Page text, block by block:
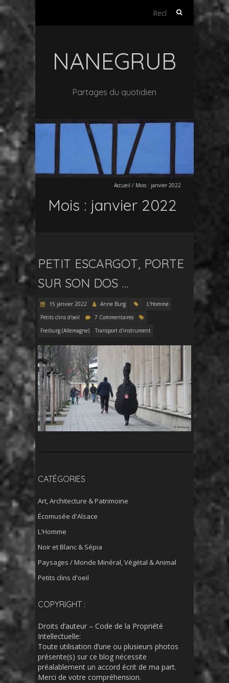
Rechercher :
NANEGRUB
Partages du quotidien
Accueil / Mois : janvier 2022
Mois : janvier 2022
PETIT ESCARGOT, PORTE
SUR SON DOS …
15 janvier 2022 Anne Burg
L'Homme
Petits clins d'oeil
7 Commentaires
Freiburg (Allemagne)
Transport d'instrument
CATÉGORIES
Art, Architecture & Patrimoine
Écomusée d'Alsace
L'Homme
Noir et Blanc & Sépia
Paysages / Monde Minéral, Végétal & Animal
Petits clins d'oeil
COPYRIGHT :
Droits d’auteur – Code de la Propriété
Intellectuelle:
Toute utilisation d’une ou plusieurs photos
présente(s) sur ce blog nécessite
préalablement un accord écrit de ma part.
Merci de votre compréhension.